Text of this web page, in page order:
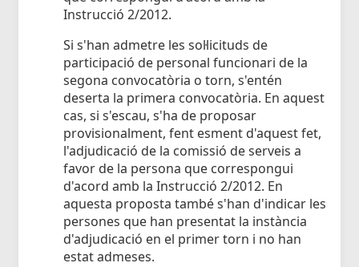
Instrucció 2/2012.
Si s'han admetre les sol·licituds de
participació de personal funcionari de la
segona convocatòria o torn, s'entén
deserta la primera convocatòria. En aquest
cas, si s'escau, s'ha de proposar
provisionalment, fent esment d'aquest fet,
l'adjudicació de la comissió de serveis a
favor de la persona que correspongui
d'acord amb la Instrucció 2/2012. En
aquesta proposta també s'han d'indicar les
persones que han presentat la instància
d'adjudicació en el primer torn i no han
estat admeses.